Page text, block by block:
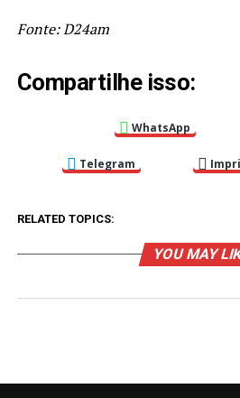
Fonte: D24am
Compartilhe isso:
WhatsApp
Telegram
RELATED TOPICS:
YOU MAY